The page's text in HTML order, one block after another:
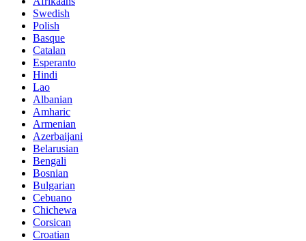
Swedish
Polish
Basque
Catalan
Esperanto
Hindi
Lao
Albanian
Amharic
Armenian
Azerbaijani
Belarusian
Bengali
Bosnian
Bulgarian
Cebuano
Chichewa
Corsican
Croatian